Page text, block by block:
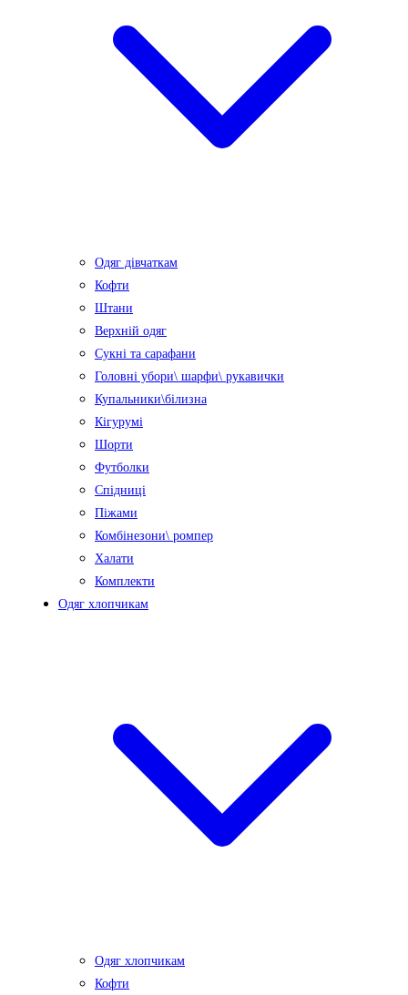
Одяг дівчаткам
Кофти
Штани
Верхній одяг
Сукні та сарафани
Головні убори\ шарфи\ рукавички
Купальники\білизна
Кігурумі
Шорти
Футболки
Спідниці
Піжами
Комбінезони\ ромпер
Халати
Комплекти
Одяг хлопчикам
Одяг хлопчикам
Кофти